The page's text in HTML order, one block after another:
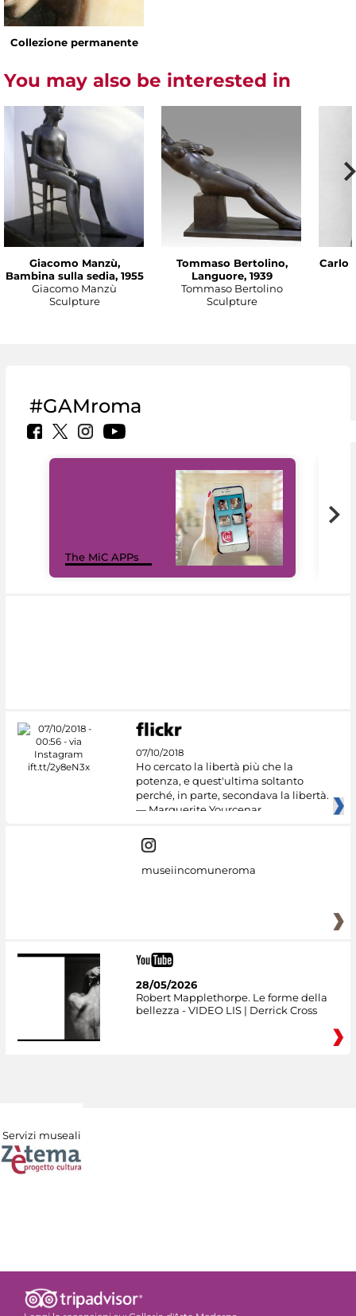
Collezione permanente
You may also be interested in
Giacomo Manzù,
Bambina sulla sedia, 1955
Giacomo Manzù
Sculpture
Tommaso Bertolino,
Languore, 1939
Tommaso Bertolino
Sculpture
Carlo
#GAMroma
The MiC APPs
07/10/2018
Ho cercato la libertà più che la
potenza, e quest'ultima soltanto
perché, in parte, secondava la libertà.
— Marguerite Yourcenar
museiincomuneroma
28/05/2026
Robert Mapplethorpe. Le forme della
bellezza - VIDEO LIS | Derrick Cross
Servizi museali